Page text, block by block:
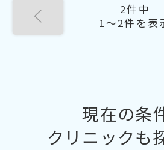
2件中
1〜2件を表
現在の条
クリニックも